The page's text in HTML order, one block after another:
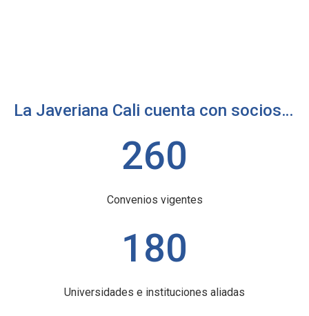
La Javeriana Cali cuenta con socios en los cinco continentes
260
Convenios vigentes
180
Universidades e instituciones aliadas